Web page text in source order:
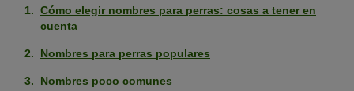
Cómo elegir nombres para perras: cosas a tener en
cuenta
Nombres para perras populares
Nombres poco comunes